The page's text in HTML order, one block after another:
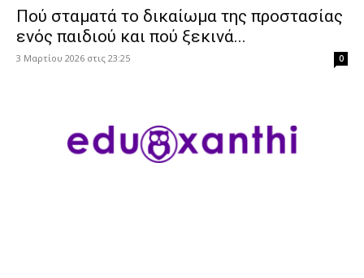
Πού σταματά το δικαίωμα της προστασίας
ενός παιδιού και πού ξεκινά...
3 Μαρτίου 2026 στις 23:25 0